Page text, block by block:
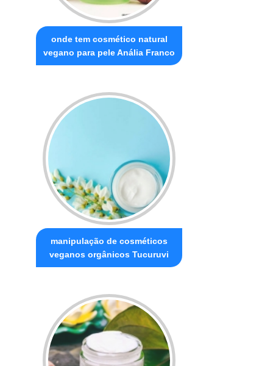
onde tem cosmético natural
vegano para pele Anália Franco
manipulação de cosméticos
veganos orgânicos Tucuruvi